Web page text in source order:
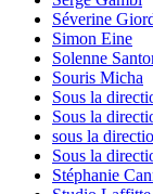
Séverine
Simon Eine
Solenne
Souris Micha
Sous la
Sous la
sous la
Sous la
Stéphanie